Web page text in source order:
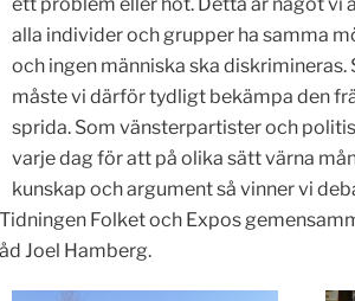
alla individer och grupper ha samma
och ingen människa ska
måste vi därför tydligt bekämpa den
sprida. Som vänsterpartister och
varje dag för att på olika sätt värna
kunskap och argument så vinner vi
Folket och Expos
Joel Hamberg.